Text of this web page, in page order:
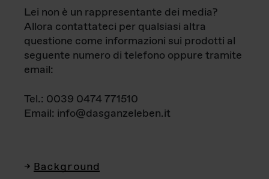
Lei non è un rappresentante dei media?
Allora contattateci per qualsiasi altra
questione come informazioni sui prodotti al
seguente numero di telefono oppure tramite
email:
Tel.: 0039 0474 771510
Email: info@dasganzeleben.it
Background